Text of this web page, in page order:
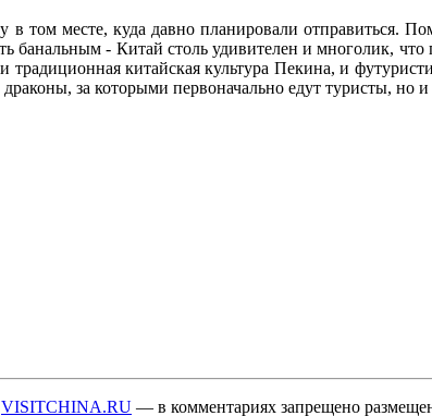
том месте, куда давно планировали отправиться.
- Китай столь удивителен и многолик, что
китайская культура Пекина, и
за которыми первоначально едут туристы, но
VISITCHINA.RU — в комментариях запрещено